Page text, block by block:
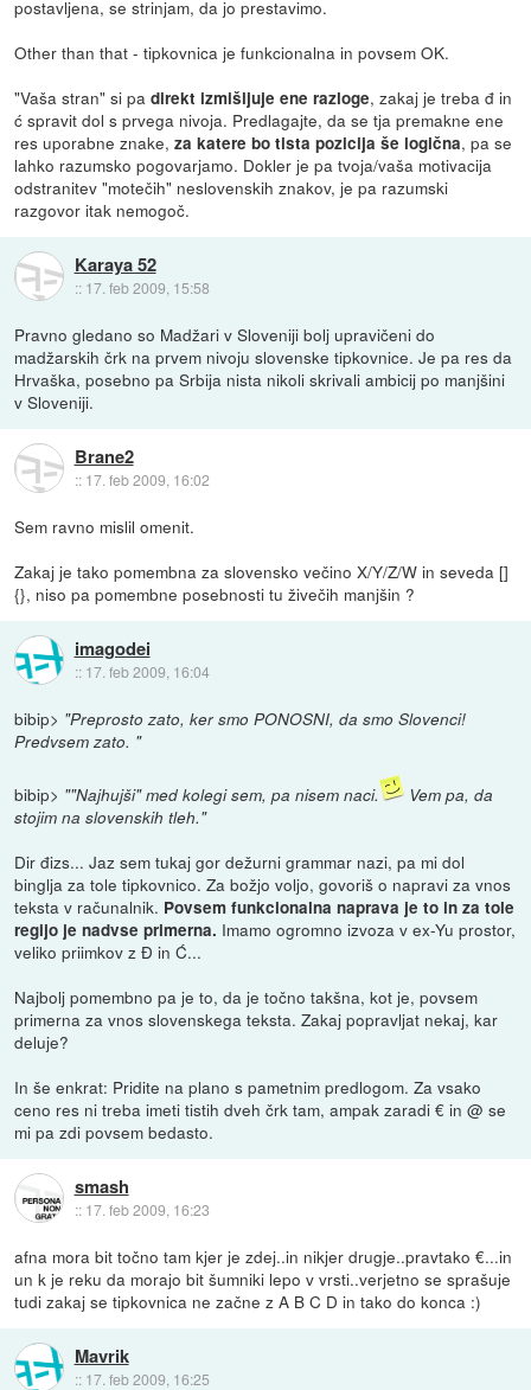
postavljena, se strinjam, da jo prestavimo.
Other than that - tipkovnica je funkcionalna in povsem OK.
"Vaša stran" si padirekt izmišljuje ene razloge, zakaj je treba đ in
ć spravit dol s prvega nivoja. Predlagajte, da se tja premakne ene
res uporabne znake,za katere bo tista pozicija še logična, pa se
lahko razumsko pogovarjamo. Dokler je pa tvoja/vaša motivacija
odstranitev "motečih" neslovenskih znakov, je pa razumski
razgovor itak nemogoč.
Karaya 52
:: 17. feb 2009, 15:58
Pravno gledano so Madžari v Sloveniji bolj upravičeni do
madžarskih črk na prvem nivoju slovenske tipkovnice. Je pa res da
Hrvaška, posebno pa Srbija nista nikoli skrivali ambicij po manjšini
v Sloveniji.
Brane2
:: 17. feb 2009, 16:02
Sem ravno mislil omenit.
Zakaj je tako pomembna za slovensko večino X/Y/Z/W in seveda []
{}, niso pa pomembne posebnosti tu živečih manjšin ?
imagodei
:: 17. feb 2009, 16:04
bibip> "Preprosto zato, ker smo PONOSNI, da smo Slovenci!
Predvsem zato. "
bibip> ""Najhujši" med kolegi sem, pa nisem naci.
Vem pa, da
stojim na slovenskih tleh."
Dir đizs... Jaz sem tukaj gor dežurni grammar nazi, pa mi dol
binglja za tole tipkovnico. Za božjo voljo, govoriš o napravi za vnos
teksta v računalnik. Povsem funkcionalna naprava je to in za tole
regijo je nadvse primerna. Imamo ogromno izvoza v ex-Yu prostor,
veliko priimkov z Đ in Ć...
Najbolj pomembno pa je to, da je točno takšna, kot je, povsem
primerna za vnos slovenskega teksta. Zakaj popravljat nekaj, kar
deluje?
In še enkrat: Pridite na plano s pametnim predlogom. Za vsako
ceno res ni treba imeti tistih dveh črk tam, ampak zaradi € in @ se
mi pa zdi povsem bedasto.
smash
:: 17. feb 2009, 16:23
afna mora bit točno tam kjer je zdej..in nikjer drugje..pravtako €...in
un k je reku da morajo bit šumniki lepo v vrsti..verjetno se sprašuje
tudi zakaj se tipkovnica ne začne z A B C D in tako do konca :)
Mavrik
:: 17. feb 2009, 16:25